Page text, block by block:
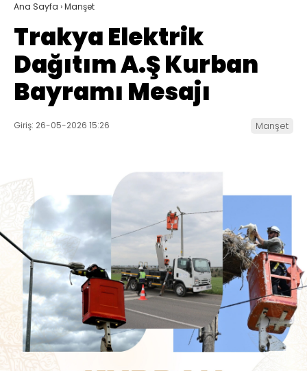
Ana Sayfa ›Manşet
Trakya Elektrik
Dağıtım A.Ş Kurban
Bayramı Mesajı
Giriş: 26-05-2026 15:26 Manşet